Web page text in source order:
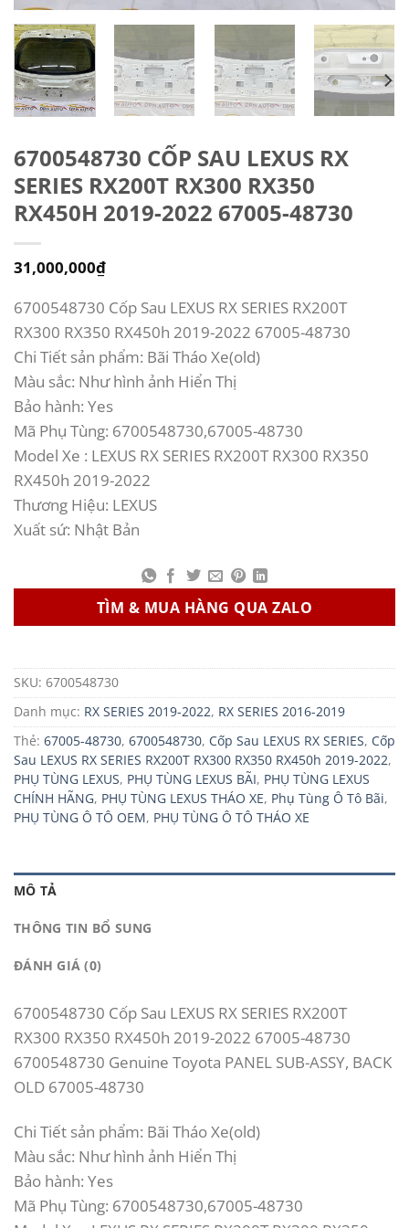
6700548730 CỐP SAU LEXUS RX
SERIES RX200T RX300 RX350
RX450H 2019-2022 67005-48730
31,000,000₫
6700548730 Cốp Sau LEXUS RX SERIES RX200T
RX300 RX350 RX450h 2019-2022 67005-48730
Chi Tiết sản phẩm: Bãi Tháo Xe(old)
Màu sắc: Như hình ảnh Hiển Thị
Bảo hành: Yes
Mã Phụ Tùng: 6700548730,67005-48730
Model Xe : LEXUS RX SERIES RX200T RX300 RX350
RX450h 2019-2022
Thương Hiệu: LEXUS
Xuất sứ: Nhật Bản
TÌM & MUA HÀNG QUA ZALO
SKU: 6700548730
Danh mục: RX SERIES 2019-2022, RX SERIES 2016-2019
Thẻ: 67005-48730, 6700548730, Cốp Sau LEXUS RX SERIES, Cốp
Sau LEXUS RX SERIES RX200T RX300 RX350 RX450h 2019-2022,
PHỤ TÙNG LEXUS, PHỤ TÙNG LEXUS BÃI, PHỤ TÙNG LEXUS
CHÍNH HÃNG, PHỤ TÙNG LEXUS THÁO XE, Phụ Tùng Ô Tô Bãi,
PHỤ TÙNG Ô TÔ OEM, PHỤ TÙNG Ô TÔ THÁO XE
MÔ TẢ
THÔNG TIN BỔ SUNG
ĐÁNH GIÁ (0)
6700548730 Cốp Sau LEXUS RX SERIES RX200T
RX300 RX350 RX450h 2019-2022 67005-48730
6700548730 Genuine Toyota PANEL SUB-ASSY, BACK
OLD 67005-48730
Chi Tiết sản phẩm: Bãi Tháo Xe(old)
Màu sắc: Như hình ảnh Hiển Thị
Bảo hành: Yes
Mã Phụ Tùng: 6700548730,67005-48730